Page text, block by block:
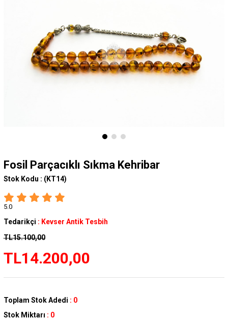
Fosil Parçacıklı Sıkma Kehribar
Stok Kodu : (KT14)
5.0
Tedarikçi : Kevser Antik Tesbih
TL15.100,00
TL14.200,00
Toplam Stok Adedi : 0
Stok Miktarı : 0